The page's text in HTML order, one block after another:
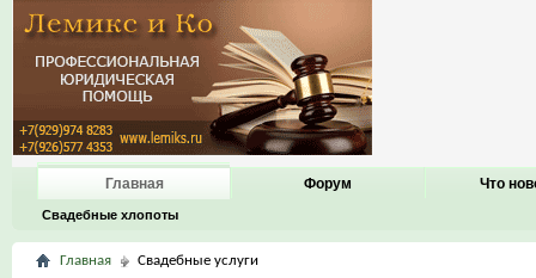
Главная
Свадебные хлопоты
Форум Что
Главная Свадебные услуги